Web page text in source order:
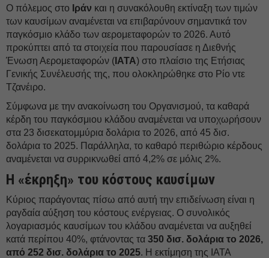
Ο πόλεμος στο Ιράν και η συνακόλουθη εκτίναξη των τιμών
των καυσίμων αναμένεται να επιβαρύνουν σημαντικά τον
παγκόσμιο κλάδο των αερομεταφορών το 2026. Αυτό
προκύπτει από τα στοιχεία που παρουσίασε η Διεθνής
Ένωση Αερομεταφορών ( IATA) στο πλαίσιο της Ετήσιας
Γενικής Συνέλευσής της, που ολοκληρώθηκε στο Ρίο ντε
Τζανέιρο.
Σύμφωνα με την ανακοίνωση του Οργανισμού, τα καθαρά
κέρδη του παγκόσμιου κλάδου αναμένεται να υποχωρήσουν
στα 23 δισεκατομμύρια δολάρια το 2026, από 45 δισ.
δολάρια το 2025. Παράλληλα, το καθαρό περιθώριο κέρδους
αναμένεται να συρρικνωθεί από 4,2% σε μόλις 2%.
Η «έκρηξη» του κόστους καυσίμων
Κύριος παράγοντας πίσω από αυτή την επιδείνωση είναι η
ραγδαία αύξηση του κόστους ενέργειας. Ο συνολικός
λογαριασμός καυσίμων του κλάδου αναμένεται να αυξηθεί
κατά περίπου 40%, φτάνοντας τα 350 δισ. δολάρια το 2026,
από 252 δισ. δολάρια το 2025. Η εκτίμηση της IATA